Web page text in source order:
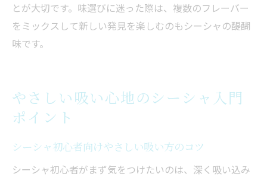
とが大切です。味選びに迷った際は、複数のフレーバー
をミックスして新しい発見を楽しむのもシーシャの醍醐
味です。
やさしい吸い心地のシーシャ入門
ポイント
シーシャ初心者向けやさしい吸い方のコツ
シーシャ初心者がまず気をつけたいのは、深く吸い込み